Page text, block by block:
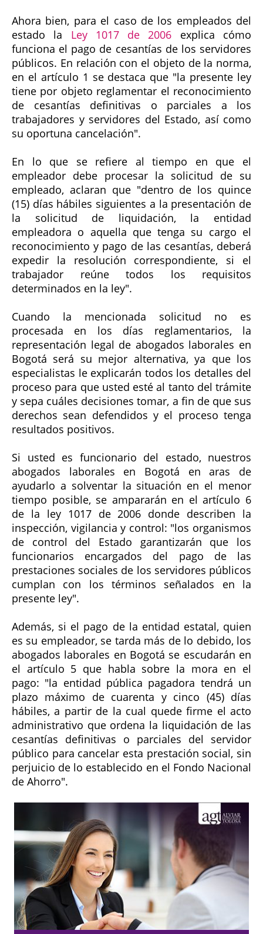
Ahora bien, para el caso de los empleados del
estado la Ley 1017 de 2006 explica cómo
funciona el pago de cesantías de los servidores
públicos. En relación con el objeto de la norma,
en el artículo 1 se destaca que "la presente ley
tiene por objeto reglamentar el reconocimiento
de cesantías definitivas o parciales a los
trabajadores y servidores del Estado, así como
su oportuna cancelación".
En lo que se refiere al tiempo en que el
empleador debe procesar la solicitud de su
empleado, aclaran que "dentro de los quince
(15) días hábiles siguientes a la presentación de
la solicitud de liquidación, la entidad
empleadora o aquella que tenga su cargo el
reconocimiento y pago de las cesantías, deberá
expedir la resolución correspondiente, si el
trabajador reúne todos los requisitos
determinados en la ley".
Cuando la mencionada solicitud no es
procesada en los días reglamentarios, la
representación legal de abogados laborales en
Bogotá será su mejor alternativa, ya que los
especialistas le explicarán todos los detalles del
proceso para que usted esté al tanto del trámite
y sepa cuáles decisiones tomar, a fin de que sus
derechos sean defendidos y el proceso tenga
resultados positivos.
Si usted es funcionario del estado, nuestros
abogados laborales en Bogotá en aras de
ayudarlo a solventar la situación en el menor
tiempo posible, se ampararán en el artículo 6
de la ley 1017 de 2006 donde describen la
inspección, vigilancia y control: "los organismos
de control del Estado garantizarán que los
funcionarios encargados del pago de las
prestaciones sociales de los servidores públicos
cumplan con los términos señalados en la
presente ley".
Además, si el pago de la entidad estatal, quien
es su empleador, se tarda más de lo debido, los
abogados laborales en Bogotá se escudarán en
el artículo 5 que habla sobre la mora en el
pago: "la entidad pública pagadora tendrá un
plazo máximo de cuarenta y cinco (45) días
hábiles, a partir de la cual quede firme el acto
administrativo que ordena la liquidación de las
cesantías definitivas o parciales del servidor
público para cancelar esta prestación social, sin
perjuicio de lo establecido en el Fondo Nacional
de Ahorro".